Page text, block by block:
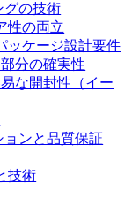
グの技術
性の両立
ッケージ設計要件
分の確実性
な開封性（イー
ンと品質保証
技術